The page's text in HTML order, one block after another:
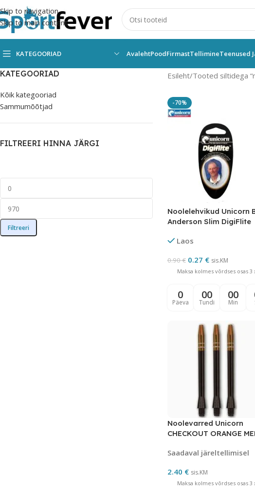
Skip to navigation
Skip to main content
KATEGOORIAD AvalehtPoodFirmastTellimineTeenused
KATEGOORIAD
Kõik kategooriad
Sammumõõtjad
FILTREERI HINNA JÄRGI
Filtreeri
Esileht Tooted siltidega
-70%
Noolelehvikud Unicorn
Anderson Slim DigiFlite
Laos
0.90€ 0.27 € sis.KM
Maksa kolmes võrdses osas 3
0
Päeva
00
Tundi
00
Min
Noolevarred Unicorn
CHECKOUT ORANGE
Saadaval järeltellimisel
2.40 € sis.KM
Maksa kolmes võrdses osas 3